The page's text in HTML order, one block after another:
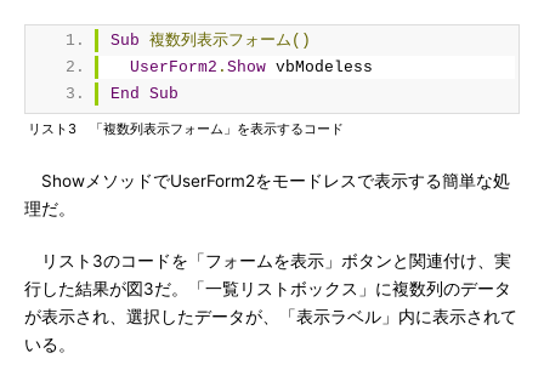
Sub 複数列表示フォーム()
UserForm2 . Show vbModeless
End Sub
リスト3 「複数列表示フォーム」を表示するコード
ShowメソッドでUserForm2をモードレスで表示する簡単な処
理だ。
リスト3のコードを「フォームを表示」ボタンと関連付け、実
行した結果が図3だ。「一覧リストボックス」に複数列のデータ
が表示され、選択したデータが、「表示ラベル」内に表示されて
いる。